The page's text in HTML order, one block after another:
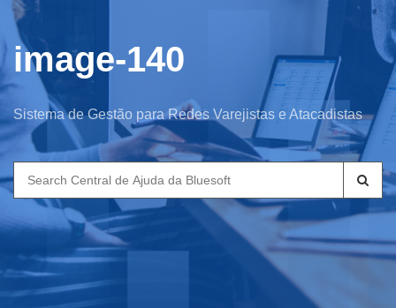
image-140
Sistema de Gestão para Redes Varejistas e Atacadistas
Search
for: